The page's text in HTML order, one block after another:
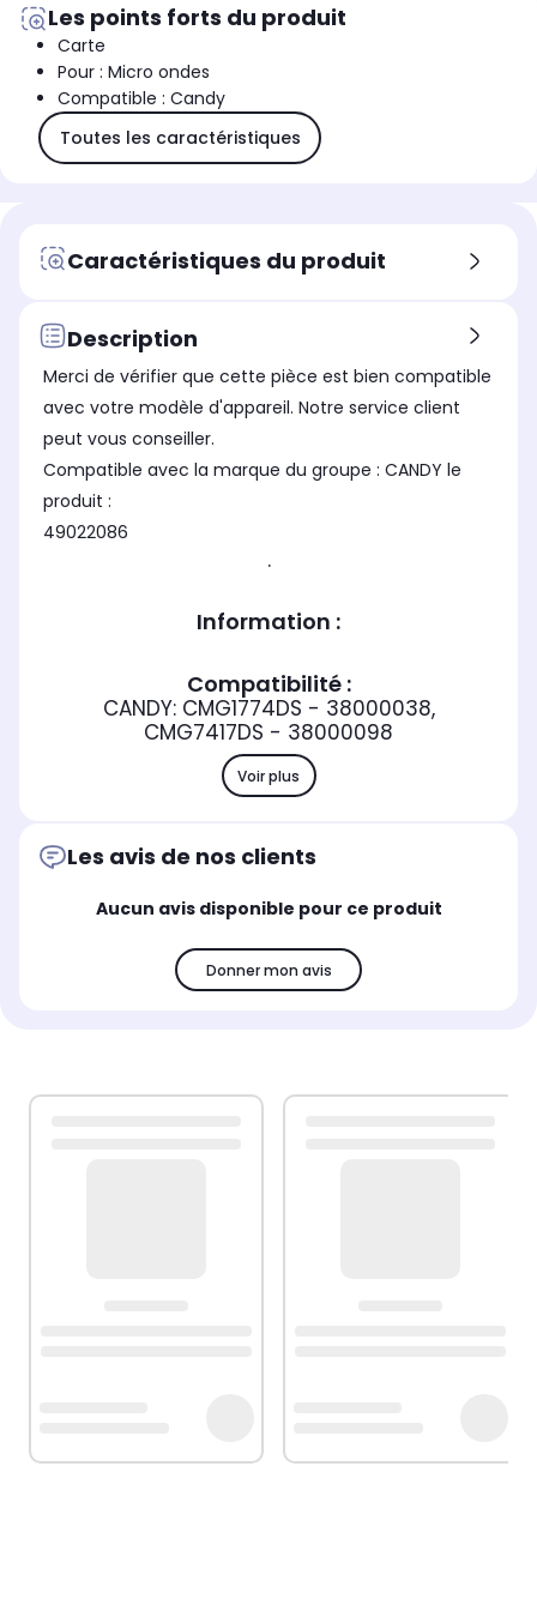
Les points forts du produit
Carte
Pour : Micro ondes
Compatible : Candy
Toutes les caractéristiques
Caractéristiques du produit
Description
Merci de vérifier que cette pièce est bien compatible
avec votre modèle d'appareil. Notre service client
peut vous conseiller.
Compatible avec la marque du groupe : CANDY le
produit :
49022086
.
Information :
Compatibilité :
CANDY: CMG1774DS - 38000038,
CMG7417DS - 38000098
Voir plus
Les avis de nos clients
Aucun avis disponible pour ce produit
Donner mon avis